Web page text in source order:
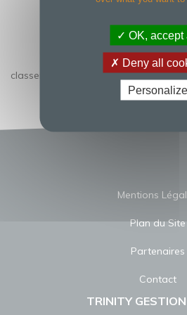
classement décideur
Mentions
Plan du Site
Partenaires
Contact
TRINITY
OK, accept
Deny all
Personalize